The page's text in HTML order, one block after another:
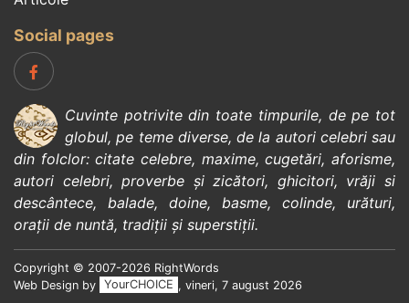
Social pages
Cuvinte potrivite din toate timpurile, de pe tot
globul, pe teme diverse, de la autori celebrisau
din folclor:citate celebre, maxime,cugetări,aforisme,
autori celebri,proverbe și zicători, ghicitori, vrăji si
descântece, balade, doine, basme, colinde, urături,
orații de nuntă, tradiții și superstiții.
Copyright © 2007-2026 RightWords
Web Design by
YourCHOICE , vineri, 7 august 2026